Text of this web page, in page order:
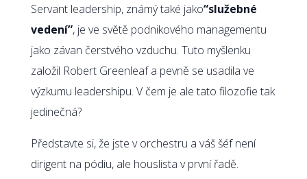
Servant leadership, známý také jako“služebné
vedení”, je ve světě podnikového managementu
jako závan čerstvého vzduchu. Tuto myšlenku
založil Robert Greenleaf a pevně se usadila ve
výzkumu leadershipu. V čem je ale tato filozofie tak
jedinečná?
Představte si, že jste v orchestru a váš šéf není
dirigent na pódiu, ale houslista v první řadě.